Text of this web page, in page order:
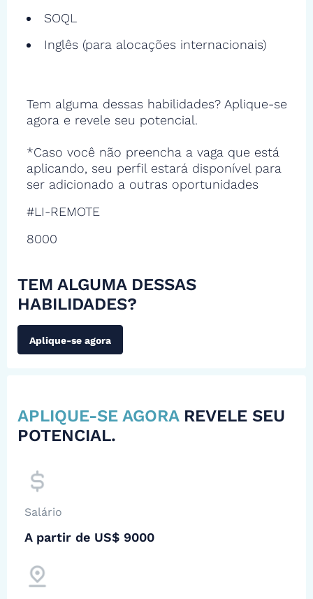
SOQL
Inglês (para alocações internacionais)
Tem alguma dessas habilidades? Aplique-se
agora e revele seu potencial.
*Caso você não preencha a vaga que está
aplicando, seu perfil estará disponível para
ser adicionado a outras oportunidades
#LI-REMOTE
8000
TEM ALGUMA DESSAS
HABILIDADES?
Aplique-se agora
APLIQUE-SE AGORA REVELE SEU
POTENCIAL.
Salário
A partir de US$ 9000